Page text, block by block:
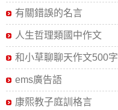
有關錯誤的名言
人生哲理類國中作文
和小草聊聊天作文500字
ems廣告語
康熙教子庭訓格言